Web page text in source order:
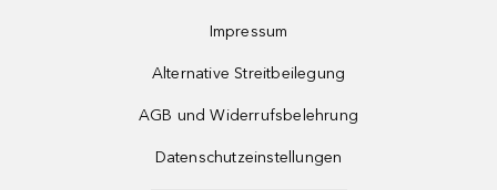
Impressum
Alternative Streitbeilegung
AGB und Widerrufsbelehrung
Datenschutzeinstellungen